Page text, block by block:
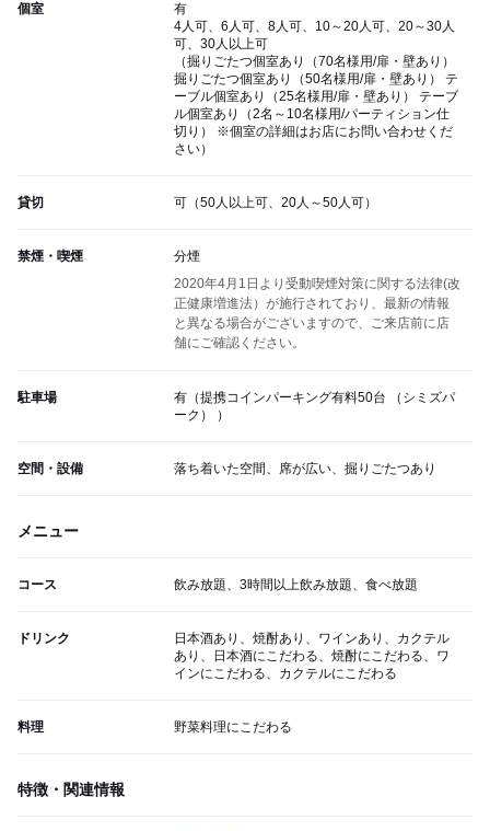
個室
有
4人可、6人可、8人可、10～20人可、20～30人
可、30人以上可
（掘りごたつ個室あり（70名様用/扉・壁あり）
掘りごたつ個室あり（50名様用/扉・壁あり） テ
ーブル個室あり（25名様用/扉・壁あり） テーブ
ル個室あり（2名～10名様用/パーティション仕
切り） ※個室の詳細はお店にお問い合わせくだ
さい）
貸切 可（50人以上可、20人～50人可）
禁煙・喫煙
分煙
2020年4月1日より受動喫煙対策に関する法律(改
正健康増進法）が施行されており、最新の情報
と異なる場合がございますので、ご来店前に店
舗にご確認ください。
駐車場
有（提携コインパーキング有料50台 （シミズパ
ーク） ）
空間・設備 落ち着いた空間、席が広い、掘りごたつあり
メニュー
コース 飲み放題、3時間以上飲み放題、食べ放題
ドリンク
日本酒あり、焼酎あり、ワインあり、カクテル
あり、日本酒にこだわる、焼酎にこだわる、ワ
インにこだわる、カクテルにこだわる
料理 野菜料理にこだわる
特徴・関連情報